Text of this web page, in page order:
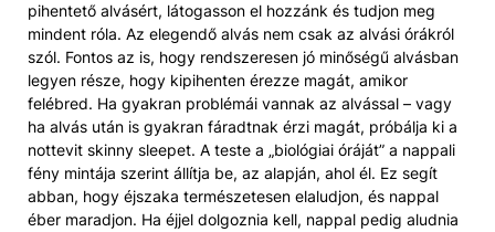
pihentető alvásért, látogasson el hozzánk és tudjon meg
mindent róla. Az elegendő alvás nem csak az alvási órákról
szól. Fontos az is, hogy rendszeresen jó minőségű alvásban
legyen része, hogy kipihenten érezze magát, amikor
felébred. Ha gyakran problémái vannak az alvással – vagy
ha alvás után is gyakran fáradtnak érzi magát, próbálja ki a
nottevit skinny sleepet. A teste a „biológiai óráját” a nappali
fény mintája szerint állítja be, az alapján, ahol él. Ez segít
abban, hogy éjszaka természetesen elaludjon, és nappal
éber maradjon. Ha éjjel dolgoznia kell, nappal pedig aludnia